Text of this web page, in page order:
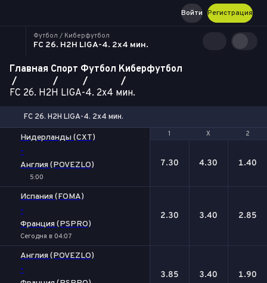
Регистрация
Войти
Футбол / Киберфутбол
FC 26. H2H LIGA-4. 2x4 мин.
Главная Спорт Футбол Киберфутбол
FC 26. H2H LIGA-4. 2x4 мин.
FC 26. H2H LIGA-4. 2x4 мин.
1 Х 2
Нидерланды (CXT)
-
Англия (POVEZLO)
5:00
1 Х 2
7.30 4.30 1.40
Испания (FOMA)
-
Франция (PSPRO)
Сегодня в 04:07
2.30 3.40 2.85
Англия (POVEZLO)
- 3.85 3.40 1.90